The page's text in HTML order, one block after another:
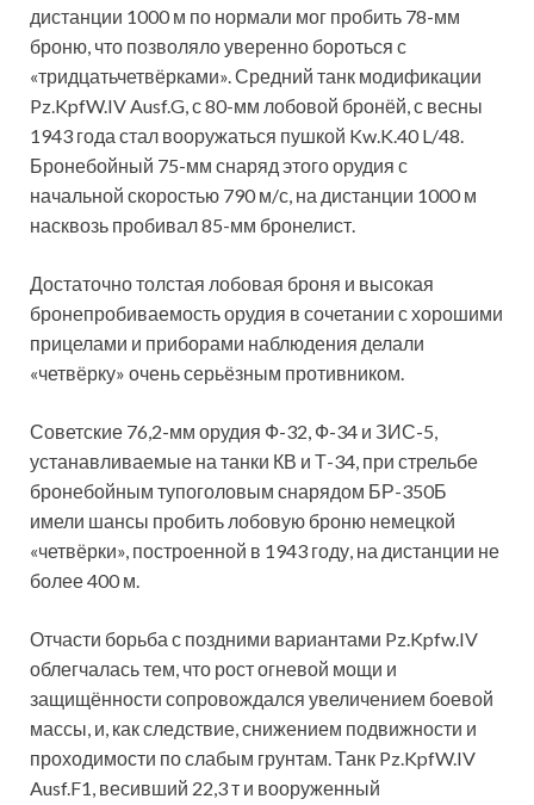
дистанции 1000 м по нормали мог пробить 78-мм
броню, что позволяло уверенно бороться с
«тридцатьчетвёрками». Средний танк модификации
Pz.KpfW.IV Ausf.G, с 80-мм лобовой бронёй, с весны
1943 года стал вооружаться пушкой Kw.K.40 L/48.
Бронебойный 75-мм снаряд этого орудия с
начальной скоростью 790 м/с, на дистанции 1000 м
насквозь пробивал 85-мм бронелист.
Достаточно толстая лобовая броня и высокая
бронепробиваемость орудия в сочетании с хорошими
прицелами и приборами наблюдения делали
«четвёрку» очень серьёзным противником.
Советские 76,2-мм орудия Ф-32, Ф-34 и ЗИС-5,
устанавливаемые на танки КВ и Т-34, при стрельбе
бронебойным тупоголовым снарядом БР-350Б
имели шансы пробить лобовую броню немецкой
«четвёрки», построенной в 1943 году, на дистанции не
более 400 м.
Отчасти борьба с поздними вариантами Pz.Kpfw.IV
облегчалась тем, что рост огневой мощи и
защищённости сопровождался увеличением боевой
массы, и, как следствие, снижением подвижности и
проходимости по слабым грунтам. Танк Pz.KpfW.IV
Ausf.F1, весивший 22,3 т и вооруженный